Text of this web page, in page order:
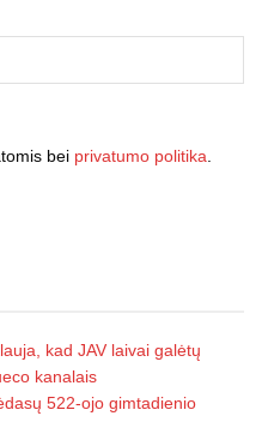
bei privatumo politika
kad JAV laivai galėtų
kanalais
522-ojo gimtadienio